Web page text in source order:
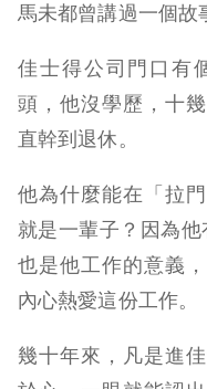
馬未都曾講過一個故
佳士得公司門口有
頭，他沒學歷，十
直幹到退休。
他為什麼能在「拉
就是一輩子？因為
也是他工作的意義
內心熱愛這份工作。
幾十年來，凡是進